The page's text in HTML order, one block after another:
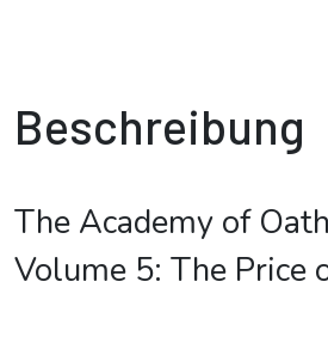
Beschreibung
The Academy of
Volume 5: The Price